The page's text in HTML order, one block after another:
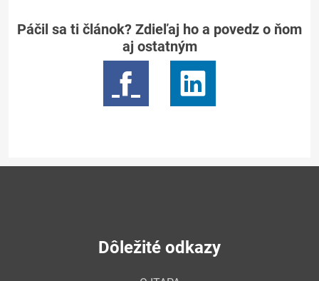
Páčil sa ti článok? Zdieľaj ho a povedz o ňom
aj ostatným
Dôležité odkazy